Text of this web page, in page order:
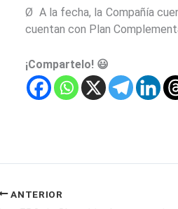
Ø A la fecha, la Compañía
cuentan con Plan
¡Compartelo! 😃
ANTERIOR